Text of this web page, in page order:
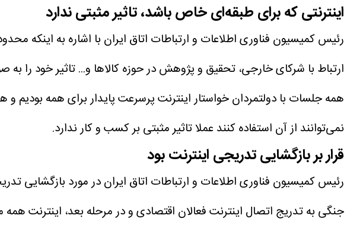
اینترنتی که برای طبقه‌ای خاص باشد، تاثیر مثبتی ندارد
رئیس کمیسیون فناوری اطلاعات و ارتباطات اتاق ایران با اشاره به اینکه
ارتباط با شرکای خارجی، تحقیق و پژوهش در حوزه کالاها و... تاثیر خود را
همه جلسات با دولتمردان خواستار اینترنت پرسرعت پایدار برای همه بودیم
نمی‌توانند از آن استفاده کنند عملا تاثیر مثبتی بر کسب و کار ندارد.
قرار بر بازگشایی تدریجی اینترنت بود
رئیس کمیسیون فناوری اطلاعات و ارتباطات اتاق ایران در مورد
جنگی به تدریج اتصال اینترنت فعالان اقتصادی و در مرحله بعد، اینترنت